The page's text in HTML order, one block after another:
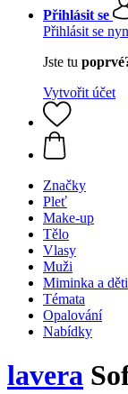
Přihlásit se
Přihlásit se
Jste tu
Vytvořit účet
Značky
Pleť
Make-up
Tělo
Vlasy
Muži
Miminka a děti
Témata
Opalování
Nabídky
lavera